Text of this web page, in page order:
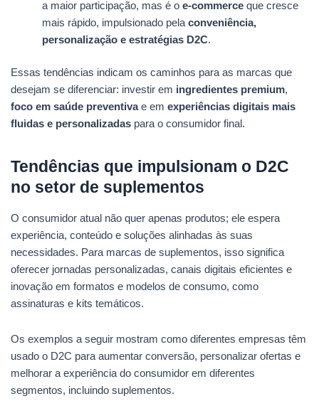
a maior participação, mas é o e-commerceque cresce
mais rápido, impulsionado pela conveniência,
personalização e estratégias D2C.
Essas tendências indicam os caminhos para as marcas que
desejam se diferenciar: investir em ingredientes premium,
foco em saúde preventivae em experiências digitais mais
fluidas e personalizadas para o consumidor final.
Tendências que impulsionam o D2C
no setor de suplementos
O consumidor atual não quer apenas produtos; ele espera
experiência, conteúdo e soluções alinhadas às suas
necessidades. Para marcas de suplementos, isso significa
oferecer jornadas personalizadas, canais digitais eficientes e
inovação em formatos e modelos de consumo, como
assinaturas e kits temáticos.
Os exemplos a seguir mostram como diferentes empresas têm
usado o D2C para aumentar conversão, personalizar ofertas e
melhorar a experiência do consumidor em diferentes
segmentos, incluindo suplementos.